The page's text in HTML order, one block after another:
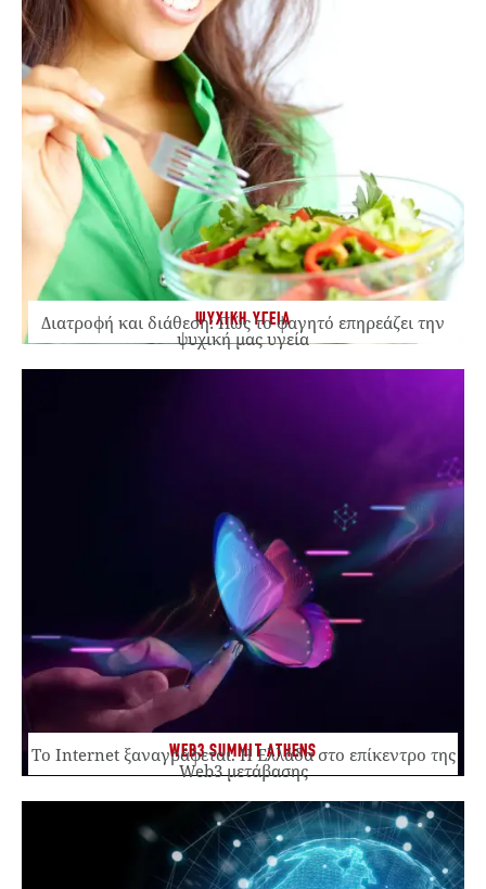
ΨΥΧΙΚΗ ΥΓΕΙΑ
Διατροφή και διάθεση: Πώς το φαγητό επηρεάζει την
ψυχική μας υγεία
WEB3 SUMMIT ATHENS
Το Internet ξαναγράφεται. Η Ελλάδα στο επίκεντρο της
Web3 μετάβασης